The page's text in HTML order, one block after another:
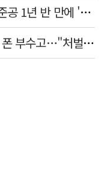
"아파트 외벽 테라스가 통째로"…준공 1년 반 만에 '아찔 사고'
전북 경찰 간부 '女교사 몰카' 아들 폰 부수고…"처벌 못하는 사안" 내부망에 글